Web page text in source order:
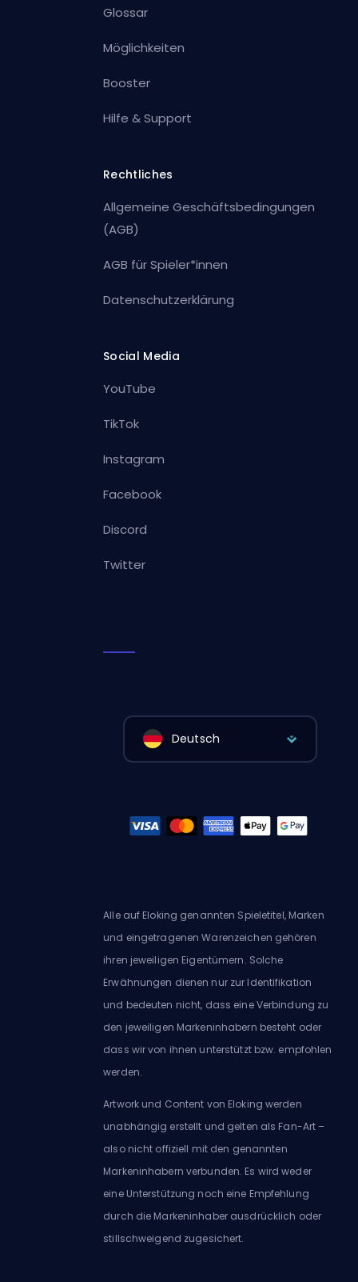
Glossar
Möglichkeiten
Booster
Hilfe & Support
Rechtliches
Allgemeine Geschäftsbedingungen
(AGB)
AGB für Spieler*innen
Datenschutzerklärung
Social Media
YouTube
TikTok
Instagram
Facebook
Discord
Twitter
Deutsch
Alle auf Eloking genannten Spieletitel, Marken
und eingetragenen Warenzeichen gehören
ihren jeweiligen Eigentümern. Solche
Erwähnungen dienen nur zur Identifikation
und bedeuten nicht, dass eine Verbindung zu
den jeweiligen Markeninhabern besteht oder
dass wir von ihnen unterstützt bzw. empfohlen
werden.
Artwork und Content von Eloking werden
unabhängig erstellt und gelten als Fan-Art –
also nicht offiziell mit den genannten
Markeninhabern verbunden. Es wird weder
eine Unterstützung noch eine Empfehlung
durch die Markeninhaber ausdrücklich oder
stillschweigend zugesichert.